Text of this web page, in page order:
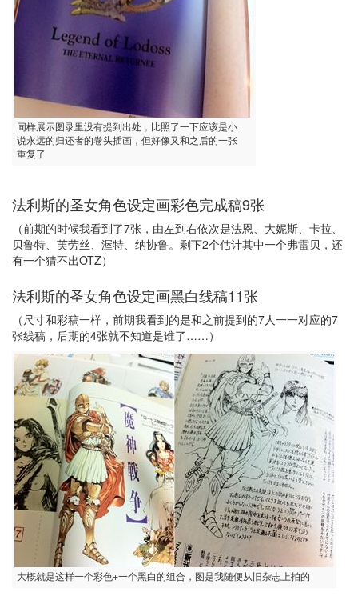
同样展示图录里没有提到出处，比照了一下应该是小
说永远的归还者的卷头插画，但好像又和之后的一张
重复了
法利斯的圣女角色设定画彩色完成稿9张
（前期的时候我看到了7张，由左到右依次是法恩、大妮斯、卡拉、
贝鲁特、芙劳丝、渥特、纳协鲁。剩下2个估计其中一个弗雷贝，还
有一个猜不出OTZ）
法利斯的圣女角色设定画黑白线稿11张
（尺寸和彩稿一样，前期我看到的是和之前提到的7人一一对应的7
张线稿，后期的4张就不知道是谁了……）
大概就是这样一个彩色+一个黑白的组合，图是我随便从旧杂志上拍的